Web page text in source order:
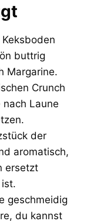
buttrig
Margarine.
Crunch
Laune
der
aromatisch,
ersetzt
geschmeidig
du kannst